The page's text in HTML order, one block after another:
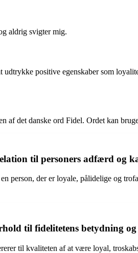
aldrig svigter mig.
positive egenskaber som
af det danske ord Fidel. Ordet kan
til personers adfærd og
person, der er loyale, pålidelige og
til fidelitetens betydning
til kvaliteten af at være loyal,